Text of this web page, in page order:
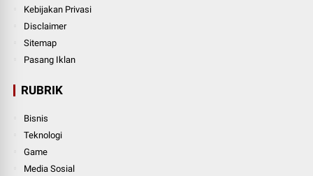
Kebijakan Privasi
Disclaimer
Sitemap
Pasang Iklan
RUBRIK
Bisnis
Teknologi
Game
Media Sosial